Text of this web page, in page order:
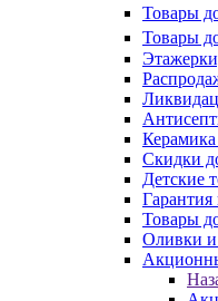
Товары
Товары
Скидки
Детские
Товары
Оливки